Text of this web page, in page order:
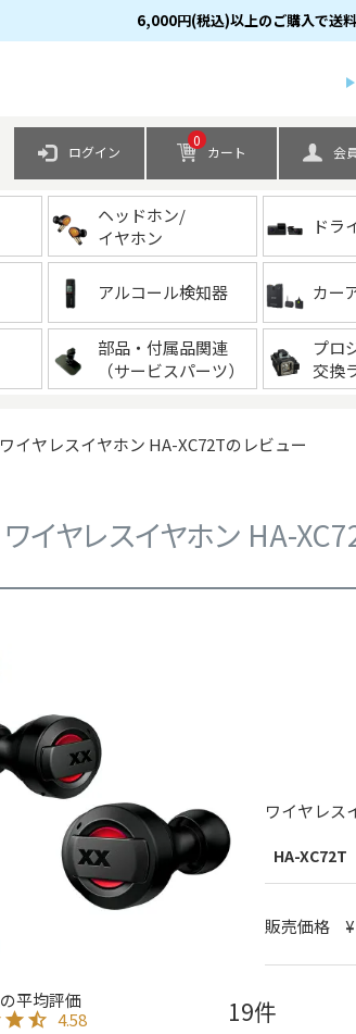
6,000円(税込)以上のご購入で送
検索
ログイン
0
カート 会
ヘッドホン/
イヤホン
ドラ
アルコール検知器 カー
部品・付属品関連
（サービスパーツ）
プロ
交換
ワイヤレスイヤホン HA-XC72Tのレビュー
ワイヤレスイヤホン HA-
ワイヤレス
HA-XC72T
販売価格 ¥
4.58 19